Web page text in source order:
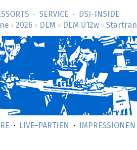
SERVICE
DSJ-­INSIDE
> 2026 > DEM > DEM U12w >
LIVE-PARTIEN IMPRESSIONEN